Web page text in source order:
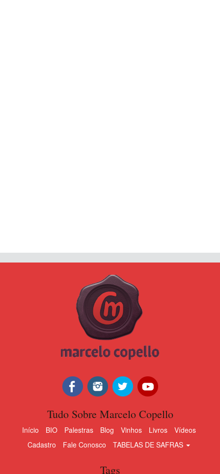
Tudo Sobre Marcelo Copello
Início BIO Palestras Blog Vinhos Livros
Vídeos
Cadastro
Fale Conosco TABELAS DE SAFRAS
Tags